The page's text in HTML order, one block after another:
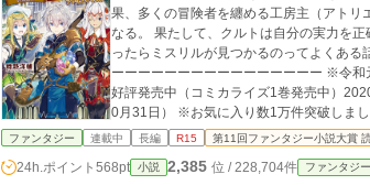
果、多くの冒険者を纏める工房主（アト
なる。 果たして、クルトは自分の実力を正確に把握
ったらミスリルが見つかるのってよくあ
ーーーーーーーーーーーーーーーー ※令
好評発売中（コミカライズ1巻発売中）
0月31日） ※お気に入り数1万件突破しま
（２０１８年9月3日時点） ※24h小説ラン
ファンタジー 連載中 長編 R15 第11回ファンタジー小説大賞
24h.ポイント 568pt 小説 2,385 位 / 228,704件 ファンタジー